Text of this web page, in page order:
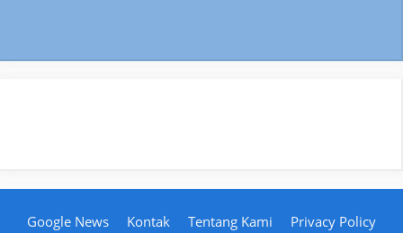
Google News Kontak Tentang Kami Privacy Policy